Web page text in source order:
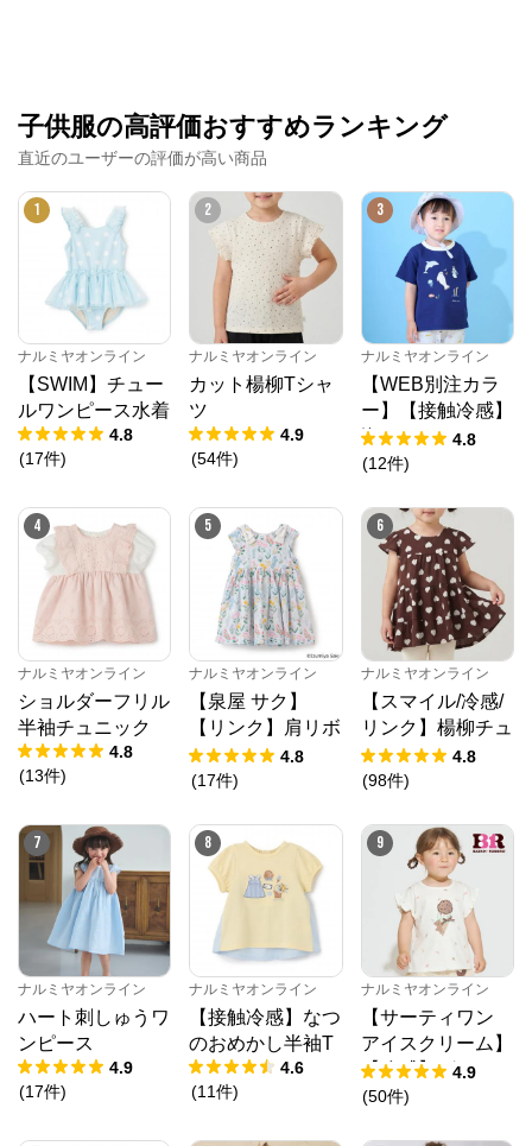
子供服の高評価おすすめランキング
直近のユーザーの評価が高い商品
1
ナルミヤオンライン
【SWIM】チュー
ルワンピース水着
4.8
(17件)
2
ナルミヤオンライン
カット楊柳Tシャ
ツ
4.9
(54件)
3
ナルミヤオンライン
【WEB別注カラ
ー】【接触冷感】
海のいきものアッ
プリケ半袖Tシャ
4.8
(12件)
4
ナルミヤオンライン
ショルダーフリル
半袖チュニック
4.8
(13件)
5
ナルミヤオンライン
【泉屋 サク】
【リンク】肩リボ
ンフラワーキャッ
トワンピース
4.8
(17件)
6
ナルミヤオンライン
【スマイル/冷感/
リンク】楊柳チュ
ニック
4.8
(98件)
7
ナルミヤオンライン
ハート刺しゅうワ
ンピース
4.9
(17件)
8
ナルミヤオンライン
【接触冷感】なつ
のおめかし半袖T
4.6
(11件)
9
ナルミヤオンライン
【サーティワン
アイスクリーム】
【冷感】グラフィ
ック半袖Tシャツ
4.9
(50件)
ナルミヤオンライン
ゾピアノ、プティマイン、ラブトキシック、アナスイ
ミニ等、全ブランド、全商品をご覧いただけます。